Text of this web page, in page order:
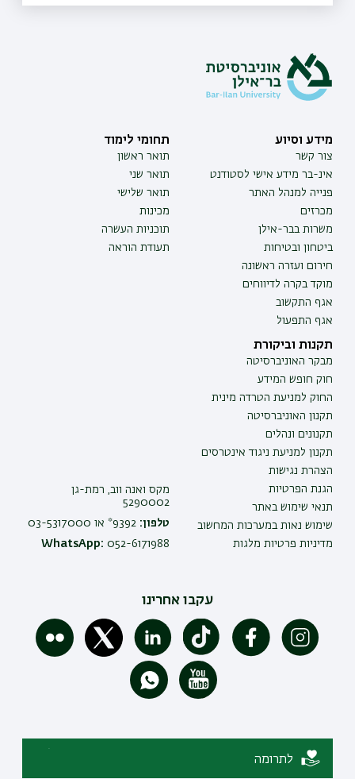
מידע וסיוע
צור קשר
אינ-בר מידע אישי לסטודנט
פנייה למנהל האתר
מכרזים
משרות בבר-אילן
ביטחון ובטיחות
חירום ועזרה ראשונה
מוקד בקרה לדיווחים
אגף התקשוב
אגף התפעול
תחומי לימוד
תואר ראשון
תואר שני
תואר שלישי
מכינות
תוכניות העשרה
תעודת הוראה
תקנות וביקורת
מבקר האוניברסיטה
חוק חופש המידע
החוק למניעת הטרדה מינית
תקנון האוניברסיטה
תקנונים ונהלים
תקנון למניעת ניגוד אינטרסים
הצהרת נגישות
הגנת הפרטיות
תנאי שימוש באתר
שימוש נאות במערכות המחשוב
מדיניות פרטיות מלגות
מקס ואנה ווב, רמת-גן
5290002
טלפון:
WhatsApp: 052-6171988
עקבו אחרינו
לתרומה